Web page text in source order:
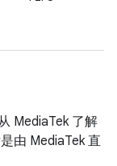
MediaTek 了解
由 MediaTek 直